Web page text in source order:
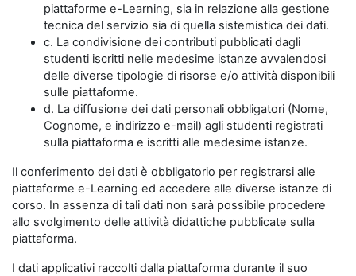
piattaforme e-Learning, sia in relazione alla gestione
tecnica del servizio sia di quella sistemistica dei dati.
c. La condivisione dei contributi pubblicati dagli
studenti iscritti nelle medesime istanze avvalendosi
delle diverse tipologie di risorse e/o attività disponibili
sulle piattaforme.
d. La diffusione dei dati personali obbligatori (Nome,
Cognome, e indirizzo e-mail) agli studenti registrati
sulla piattaforma e iscritti alle medesime istanze.
Il conferimento dei dati è obbligatorio per registrarsi alle
piattaforme e-Learning ed accedere alle diverse istanze di
corso. In assenza di tali dati non sarà possibile procedere
allo svolgimento delle attività didattiche pubblicate sulla
piattaforma.
I dati applicativi raccolti dalla piattaforma durante il suo